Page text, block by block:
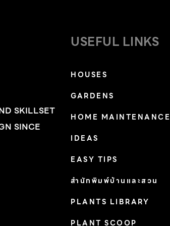
SKILLSET
SINCE
USEFUL LINKS
HOUSES
GARDENS
HOME MAINTENANCE
IDEAS
EASY TIPS
สำนักพิมพ์บ้านและสวน
PLANTS LIBRARY
PLANT SCOOP